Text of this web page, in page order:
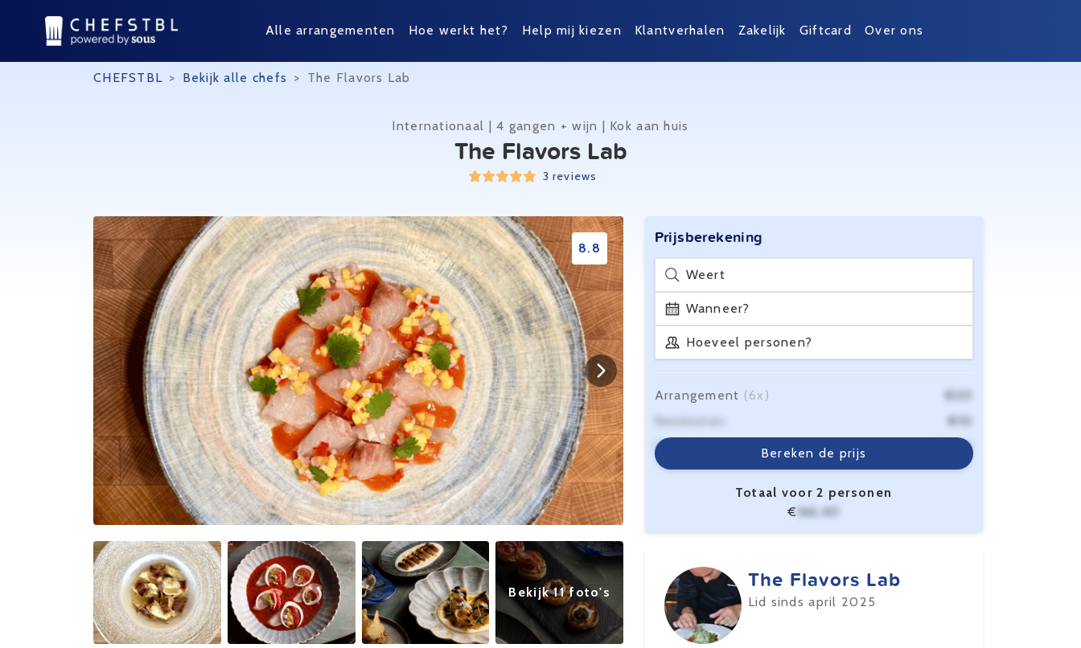
Alle arrangementen Hoe werkt het? Help mij kiezen Klantverhalen Zakelijk Giftcard Over ons
CHEFSTBL > Bekijk alle chefs > The Flavors Lab
Internationaal | 4 gangen + wijn | Kok aan huis
The Flavors Lab
3 reviews
8.8
Bekijk 11 foto's
Prijsberekening
Weert
Wanneer?
Hoeveel personen?
Bereken de prijs
Arrangement (6x)
€20
Reiskosten
€10
Servicekosten
€6,40
Totaal voor 2 personen
€ 166,40
The Flavors Lab
Lid sinds april 2025